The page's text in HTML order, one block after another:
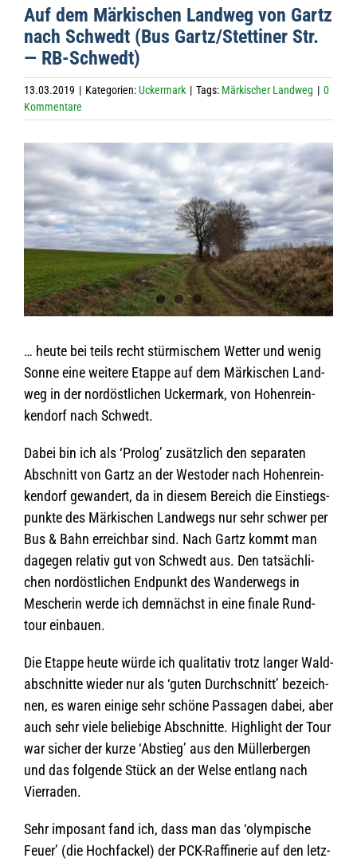
Auf dem Mär­ki­schen Land­weg von Gartz
nach Schwedt (Bus Gartz/Stettiner Str.
— RB-Schwedt)
13.03.2019 | Kategorien:Uckermark | Tags: Märkischer Landweg | 0
Kommentare
Zeige
grösseres
Bild
… heute bei teils recht stür­mi­schem Wet­ter und wenig
Sonne eine wei­tere Etappe auf dem Mär­ki­schen Land­
weg in der nord­öst­li­chen Ucker­mark, von Hohen­rein­
ken­dorf nach Schwedt.
Dabei bin ich als ‘Pro­log’ zusätz­lich den sepa­ra­ten
Abschnitt von Gartz an der Wes­t­oder nach Hohen­rein­
ken­dorf gewan­dert, da in die­sem Bereich die Ein­stiegs­
punkte des Mär­ki­schen Land­wegs nur sehr schwer per
Bus & Bahn erreich­bar sind. Nach Gartz kommt man
dage­gen rela­tiv gut von Schwedt aus. Den tat­säch­li­
chen nord­öst­li­chen End­punkt des Wan­der­wegs in
Mesche­rin werde ich dem­nächst in eine finale Rund­
tour einbauen.
Die Etappe heute würde ich qua­li­ta­tiv trotz lan­ger Wald­
ab­schnitte wie­der nur als ‘guten Durch­schnitt’ bezeich­
nen, es waren einige sehr schöne Pas­sa­gen dabei, aber
auch sehr viele belie­bige Abschnitte. High­light der Tour
war sicher der kurze ‘Abstieg’ aus den Mül­ler­ber­gen
und das fol­gende Stück an der Welse ent­lang nach
Vierraden.
Sehr impo­sant fand ich, dass man das ‘olym­pi­sche
Feuer’ (die Hoch­fa­ckel) der PCK-Raf­fi­ne­rie auf den letz­